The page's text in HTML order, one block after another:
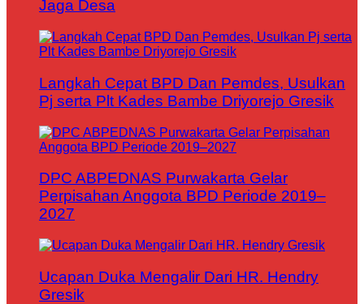
Jaga Desa
Langkah Cepat BPD Dan Pemdes, Usulkan
Pj serta Plt Kades Bambe Driyorejo Gresik
DPC ABPEDNAS Purwakarta Gelar
Perpisahan Anggota BPD Periode 2019–
2027
Ucapan Duka Mengalir Dari HR. Hendry
Gresik